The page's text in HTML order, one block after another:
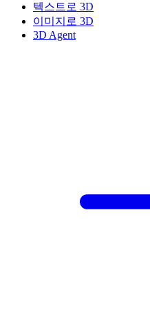
텍스트로 3D
이미지로 3D
3D Agent